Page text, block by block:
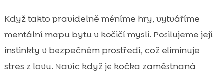
Když takto pravidelně měníme hry, vytváříme
mentální mapu bytu v kočičí mysli. Posilujeme její
instinkty v bezpečném prostředí, což eliminuje
stres z lovu. Navíc když je kočka zaměstnaná